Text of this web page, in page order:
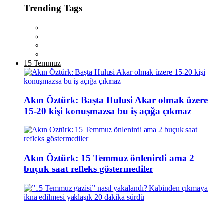
Trending Tags
15 Temmuz
Akın Öztürk: Başta Hulusi Akar olmak üzere
15-20 kişi konuşmazsa bu iş açığa çıkmaz
Akın Öztürk: 15 Temmuz önlenirdi ama 2
buçuk saat refleks göstermediler